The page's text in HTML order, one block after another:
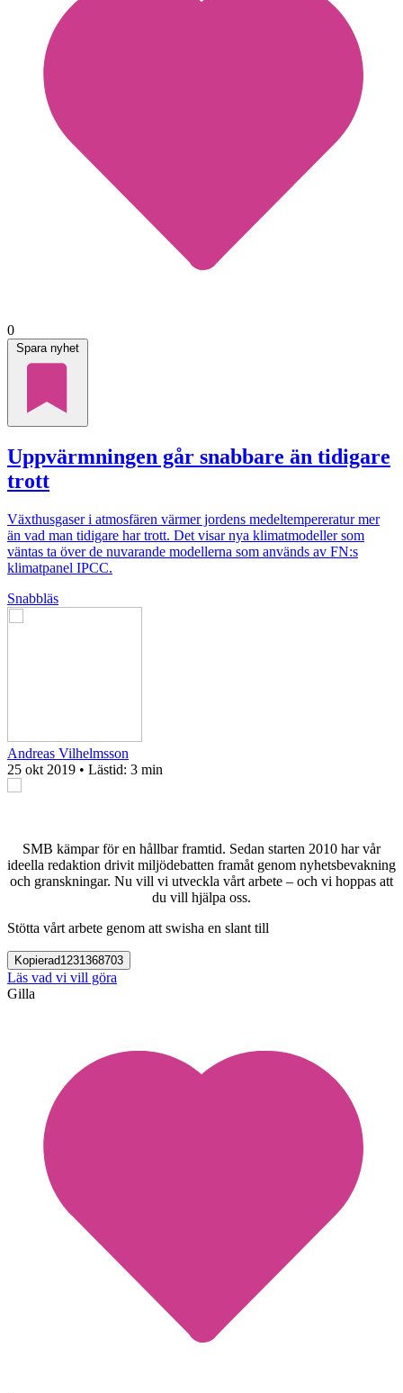
0
Spara nyhet
Uppvärmningen går snabbare än tidigare
trott
Växthusgaser i atmosfären värmer jordens medeltempereratur mer
än vad man tidigare har trott. Det visar nya klimatmodeller som
väntas ta över de nuvarande modellerna som används av FN:s
klimatpanel IPCC.
Snabbläs
Andreas Vilhelmsson
25 okt 2019 • Lästid: 3 min
SMB kämpar för en hållbar framtid. Sedan starten 2010 har vår
ideella redaktion drivit miljödebatten framåt genom nyhetsbevakning
och granskningar. Nu vill vi utveckla vårt arbete – och vi hoppas att
du vill hjälpa oss.
Stötta vårt arbete genom att swisha en slant till
Kopierad1231368703
Läs vad vi vill göra
Gilla